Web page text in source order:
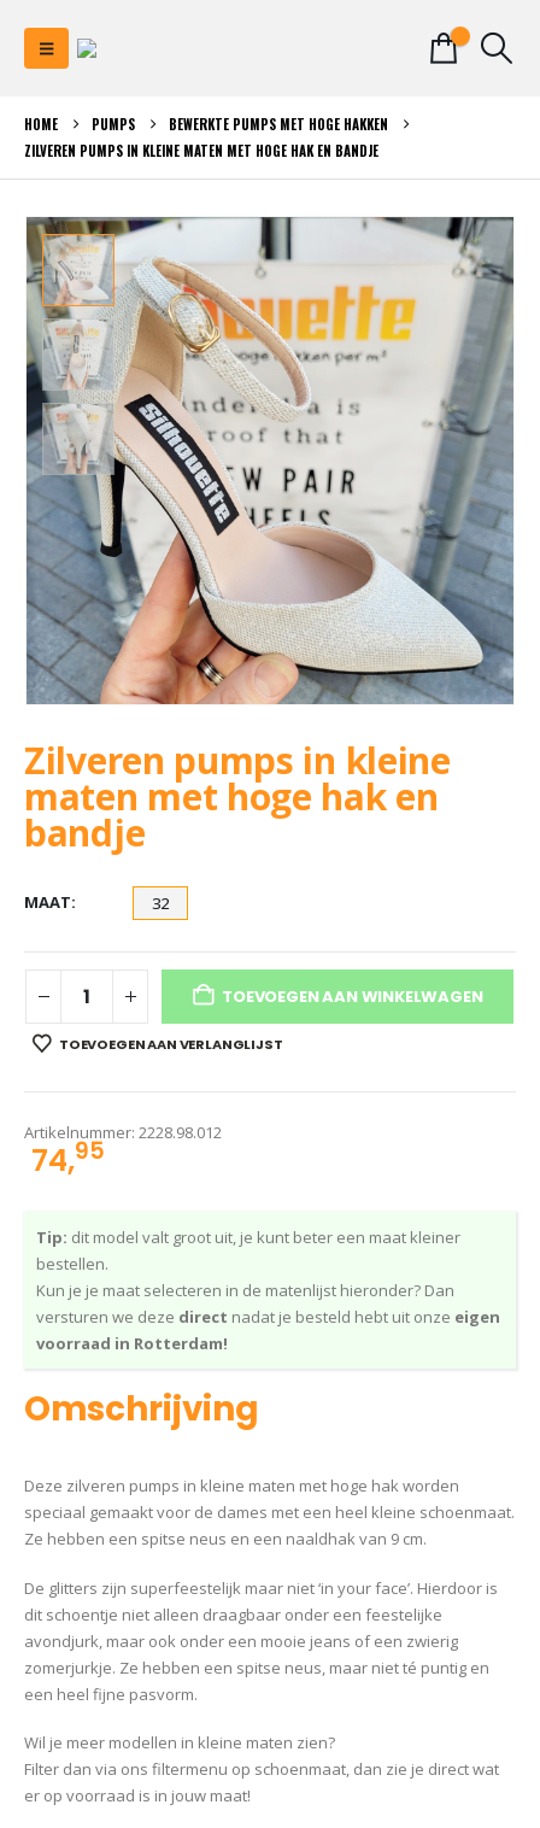
HOME PUMPS
BEWERKTE PUMPS MET HOGE HAKKEN
ZILVEREN PUMPS IN KLEINE MATEN MET HOGE HAK EN BANDJE
Zilveren pumps in kleine
maten met hoge hak en
bandje
MAAT 32
TOEVOEGEN AAN WINKELWAGEN
TOEVOEGEN AAN VERLANGLIJST
Artikelnummer: 2228.98.012
74,95
Tip: dit model valt groot uit, je kunt beter een maat kleiner
bestellen.
Kun je je maat selecteren in de matenlijst hieronder? Dan
versturen we deze direct nadat je besteld hebt uit onze eigen
voorraad in Rotterdam!
Omschrijving
Deze zilveren pumps in kleine maten met hoge hak worden
speciaal gemaakt voor de dames met een heel kleine schoenmaat.
Ze hebben een spitse neus en een naaldhak van 9 cm.
De glitters zijn superfeestelijk maar niet ‘in your face’. Hierdoor is
dit schoentje niet alleen draagbaar onder een feestelijke
avondjurk, maar ook onder een mooie jeans of een zwierig
zomerjurkje. Ze hebben een spitse neus, maar niet té puntig en
een heel fijne pasvorm.
Wil je meer modellen in kleine maten zien?
Filter dan via ons filtermenu op schoenmaat, dan zie je direct wat
er op voorraad is in jouw maat!